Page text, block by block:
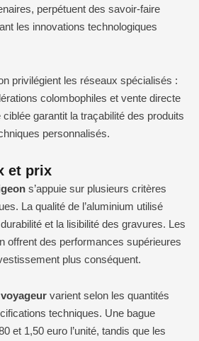
perpétuent des savoir-faire
les innovations technologiques
privilégient les réseaux spécialisés :
colombophiles et vente directe
garantit la traçabilité des produits
personnalisés.
et prix
s’appuie sur plusieurs critères
La qualité de l’aluminium utilisé
et la lisibilité des gravures. Les
offrent des performances supérieures
plus conséquent.
varient selon les quantités
techniques. Une bague
et 1,50 euro l’unité, tandis que les